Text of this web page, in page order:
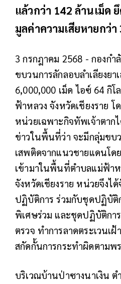
แล้วกว่า 142 ล้านเม็ด
มูลค่าความเสียหายกว่
3 กรกฎาคม 2568 - กองกำ
ขบวนการลักลอบลำเลียงย
6,000,000 เม็ด ไอซ์ 64 กิ
ฟ้าหลวง จังหวัดเชียงราย
หน่วยเฉพาะกิจทัพเจ้าตาก
ข่าวในพื้นที่ว่า จะมีกลุ่มขบ
เสพติดจากแนวชายแดนโด
เข้ามาในพื้นที่ตำบลแม่ฟ้า
จังหวัดเชียงราย หน่วยจึงไ
ปฏิบัติการ ร่วมกับชุดปฏิบั
พิเศษร่วม และชุดปฏิบัติการ
ตรวจ ทำการลาดตระเวนเ
สกัดกั้นการกระทำผิดตาม
บริเวณบ้านป่าซางนาเงิน